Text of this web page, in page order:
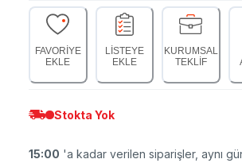
FAVORİYE
EKLE
LİSTEYE
EKLE
KURUMSAL
TEKLİF
Stokta Yok
15:00 'a kadar verilen siparişler, aynı